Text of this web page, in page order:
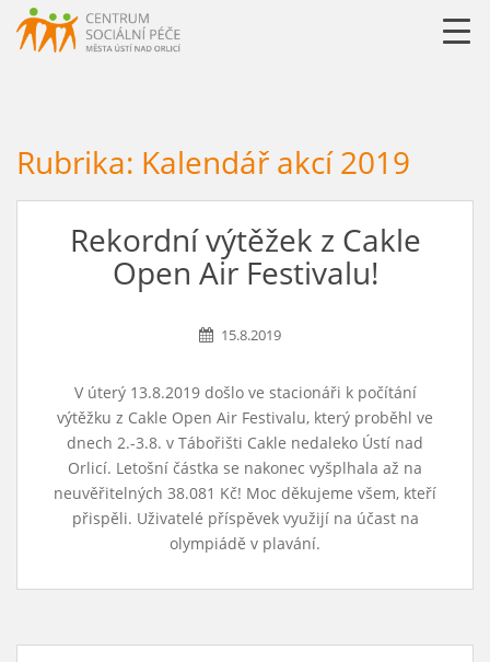
URLLL=http://csp-uo.cz/wp-content/themes/cspuo2=
Rubrika: Kalendář akcí 2019
Rekordní výtěžek z Cakle
Open Air Festivalu!
15.8.2019
V úterý 13.8.2019 došlo ve stacionáři k počítání
výtěžku z Cakle Open Air Festivalu, který proběhl ve
dnech 2.-3.8. v Tábořišti Cakle nedaleko Ústí nad
Orlicí. Letošní částka se nakonec vyšplhala až na
neuvěřitelných 38.081 Kč! Moc děkujeme všem, kteří
přispěli. Uživatelé příspěvek využijí na účast na
olympiádě v plavání.